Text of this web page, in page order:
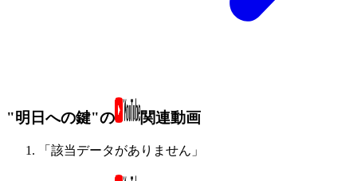
"明日への鍵"の 関連動画
「該当データがありません」